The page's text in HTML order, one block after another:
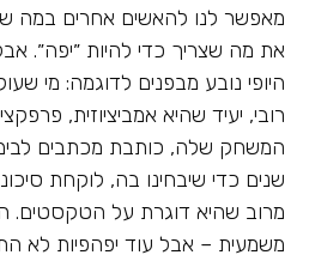
מאפשר לנו להאשים אחרים במה
את מה שצריך כדי להיות ״יפה״. אבל
היופי נובע מבפנים לדוגמה: מי
רובי, יעיד שהיא אמביציוזית,
המשחק שלה, כותבת מכתבים
שנים כדי שיבחינו בה, לוקחת
מרוב שהיא דוגרת על הטקסטים.
משמעית – אבל עוד יפהפיות לא